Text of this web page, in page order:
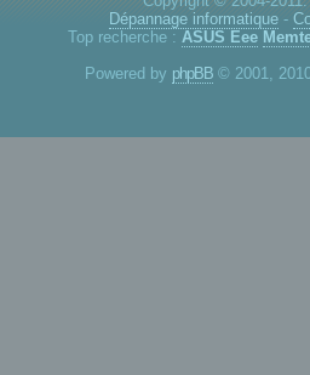
Dépannage informatique -
Top recherche : ASUS Eee
Powered by phpBB © 2001,